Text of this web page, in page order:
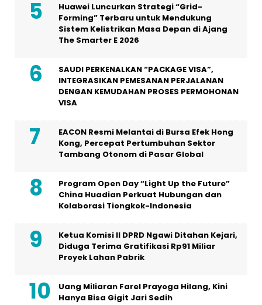
Huawei Luncurkan Strategi “Grid-
Forming” Terbaru untuk Mendukung
Sistem Kelistrikan Masa Depan di Ajang
The Smarter E 2026
SAUDI PERKENALKAN “PACKAGE VISA”,
INTEGRASIKAN PEMESANAN PERJALANAN
DENGAN KEMUDAHAN PROSES PERMOHONAN
VISA
EACON Resmi Melantai di Bursa Efek Hong
Kong, Percepat Pertumbuhan Sektor
Tambang Otonom di Pasar Global
Program Open Day “Light Up the Future”
China Huadian Perkuat Hubungan dan
Kolaborasi Tiongkok-Indonesia
Ketua Komisi II DPRD Ngawi Ditahan Kejari,
Diduga Terima Gratifikasi Rp91 Miliar
Proyek Lahan Pabrik
Uang Miliaran Farel Prayoga Hilang, Kini
Hanya Bisa Gigit Jari Sedih